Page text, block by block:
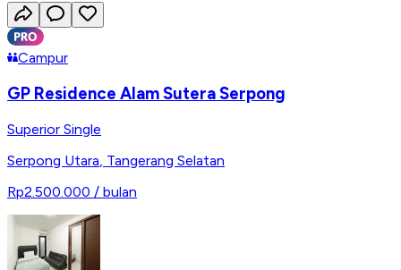
Campur
GP Residence Alam Sutera Serpong
Superior Single
Serpong Utara, Tangerang Selatan
Rp2.500.000 / bulan